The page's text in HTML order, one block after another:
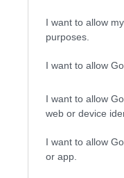
I want to allow
purposes.
I want to allow
I want to allow
web or device
I want to allow
or app.